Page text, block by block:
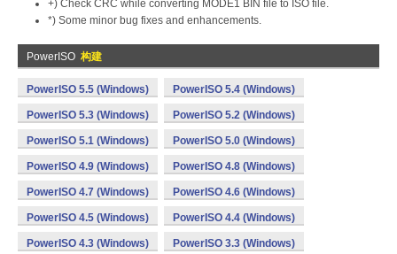
+) Check CRC while converting MODE1 BIN file to ISO file.
*) Some minor bug fixes and enhancements.
PowerISO 构建
PowerISO 5.5 (Windows) PowerISO 5.4 (Windows)
PowerISO 5.3 (Windows) PowerISO 5.2 (Windows)
PowerISO 5.1 (Windows) PowerISO 5.0 (Windows)
PowerISO 4.9 (Windows) PowerISO 4.8 (Windows)
PowerISO 4.7 (Windows) PowerISO 4.6 (Windows)
PowerISO 4.5 (Windows) PowerISO 4.4 (Windows)
PowerISO 4.3 (Windows) PowerISO 3.3 (Windows)